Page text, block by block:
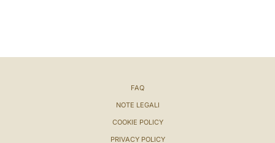
FAQ
NOTE LEGALI
COOKIE POLICY
PRIVACY POLICY